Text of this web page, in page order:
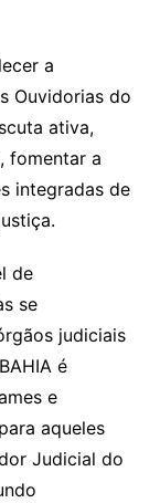
a
Ouvidorias do
ativa,
fomentar a
integradas de
de
se
judiciais
é
e
aqueles
Judicial do